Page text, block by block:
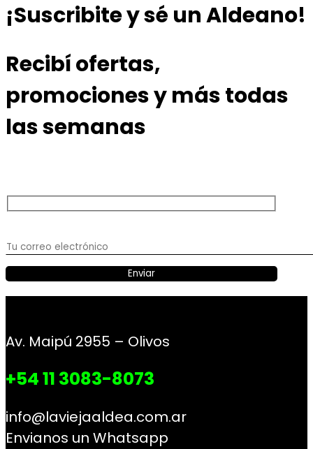
¡Suscribite y sé un Aldeano!
Recibí ofertas,
promociones y más todas
las semanas
Av. Maipú 2955 – Olivos
+54 11 3083-8073
info@laviejaaldea.com.ar
Envianos un Whatsapp